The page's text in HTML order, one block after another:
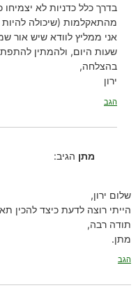
בדרך כלל כדניות לא
מהתאקלמות (שיכולה
אני ממליץ לוודא שיש אור
שעות היום, ולהמתין
בהצלחה,
ירון
הגב
מתן הגיב:
שלום ירון,
הייתי רוצה לדעת כיצד להכין
תודה רבה,
מתן.
הגב